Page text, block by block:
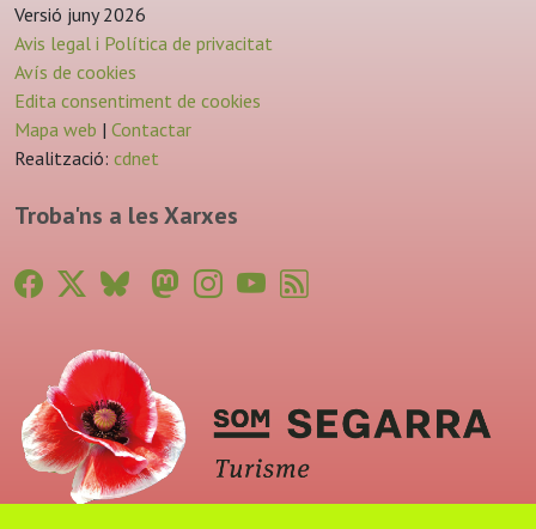
Versió juny 2026
Avis legal i Política de privacitat
Avís de cookies
Edita consentiment de cookies
Mapa web | Contactar
Realització: cdnet
Troba'ns a les Xarxes